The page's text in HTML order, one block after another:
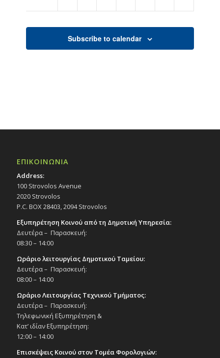
Subscribe to calendar
ΕΠΙΚΟΙΝΩΝΙΑ
Address:
100 Strovolos Avenue
2020 Strovolos
P.C. BOX 28403, 2094 Strovolos
Εξυπηρέτηση Κοινού από τη Δημοτική Υπηρεσία:
Δευτέρα – Παρασκευή:
08:30 – 14:00
Ωράριο λειτουργίας Δημοτικού Ταμείου:
Δευτέρα – Παρασκευή:
08:00 – 14:00
Ωράριο Λειτουργίας Τεχνικού Τμήματος:
Δευτέρα – Παρασκευή:
Τηλεφωνική Εξυπηρέτηση &
Κατ’ ιδίαν Εξυπηρέτηση:
12:00 – 14:00
Επισκέψεις Κοινού στον Τομέα Φορολογιών: